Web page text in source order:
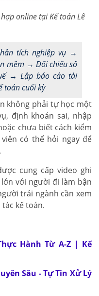
online tại Kế toán Lê
tích nghiệp vụ →
mềm → Đối chiếu số
→ Lập báo cáo tài
toán cuối kỳ
không phải tự học một
định khoản sai, nhập
chưa biết cách kiểm
có thể hỏi ngay để
cung cấp video ghi
với người đi làm bận
trái ngành cần xem
kế toán.
Hành Từ A-Z | Kế
Sâu - Tự Tin Xử Lý